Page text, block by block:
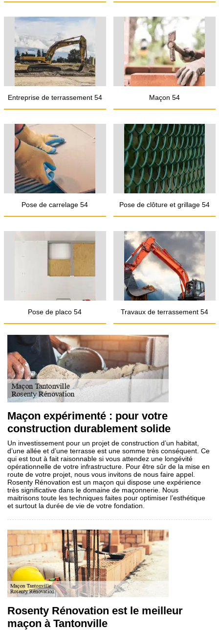
Entreprise de terrassement 54 Maçon 54
Pose de carrelage 54 Pose de clôture et grillage 54
Pose de placo 54 Travaux de terrassement 54
Maçon expérimenté : pour votre
construction durablement solide
Un investissement pour un projet de construction d’un habitat,
d’une allée et d’une terrasse est une somme très conséquent. Ce
qui est tout à fait raisonnable si vous attendez une longévité
opérationnelle de votre infrastructure. Pour être sûr de la mise en
route de votre projet, nous vous invitons de nous faire appel.
Rosenty Rénovation est un maçon qui dispose une expérience
très significative dans le domaine de maçonnerie. Nous
maitrisons toute les techniques faites pour optimiser l’esthétique
et surtout la durée de vie de votre fondation.
Rosenty Rénovation est le meilleur
maçon à Tantonville